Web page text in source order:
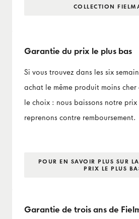
COLLECTION
Garantie du prix le plus bas
Si vous trouvez dans les six
achat le même produit moins
le choix : nous baissons notre
reprenons contre remboursement.
POUR EN SAVOIR PLUS SUR
PRIX LE PLUS
Garantie de trois ans de